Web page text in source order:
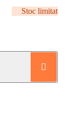
Stoc limitat